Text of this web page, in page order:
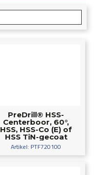
PreDrill® HSS-
Centerboor, 60°,
HSS, HSS-Co (E) of
HSS TiN-gecoat
(TIN)
Artikel: PTF720100